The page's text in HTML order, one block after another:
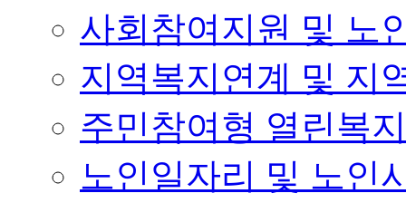
사회참여지원 및 노
지역복지연계 및 지
주민참여형 열린복
노인일자리 및 노인